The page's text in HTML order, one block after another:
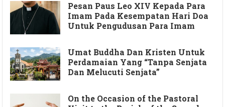
Pesan Paus Leo XIV Kepada Para
Imam Pada Kesempatan Hari Doa
Untuk Pengudusan Para Imam
Umat Buddha Dan Kristen Untuk
Perdamaian Yang “Tanpa Senjata
Dan Melucuti Senjata”
On the Occasion of the Pastoral